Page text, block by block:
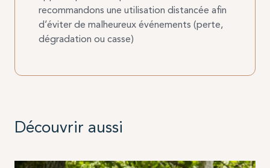
recommandons une utilisation distancée afin
d’éviter de malheureux événements (perte,
dégradation ou casse)
Découvrir aussi